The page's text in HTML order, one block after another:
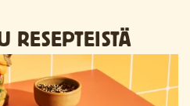
RESEPTEISTÄ